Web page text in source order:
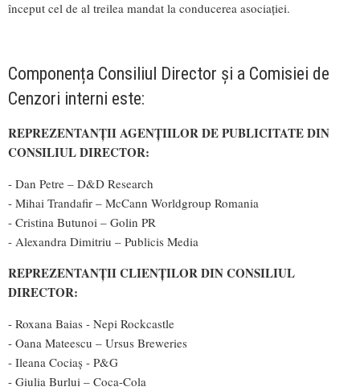
început cel de al treilea mandat la conducerea asociației.
Componența Consiliul Director și a Comisiei de
Cenzori interni este:
REPREZENTANȚII AGENȚIILOR DE PUBLICITATE DIN
CONSILIUL DIRECTOR:
- Dan Petre – D&D Research
- Mihai Trandafir – McCann Worldgroup Romania
- Cristina Butunoi – Golin PR
- Alexandra Dimitriu – Publicis Media
REPREZENTANȚII CLIENȚILOR DIN CONSILIUL
DIRECTOR:
- Roxana Baias - Nepi Rockcastle
- Oana Mateescu – Ursus Breweries
- Ileana Cociaș - P&G
- Giulia Burlui – Coca-Cola